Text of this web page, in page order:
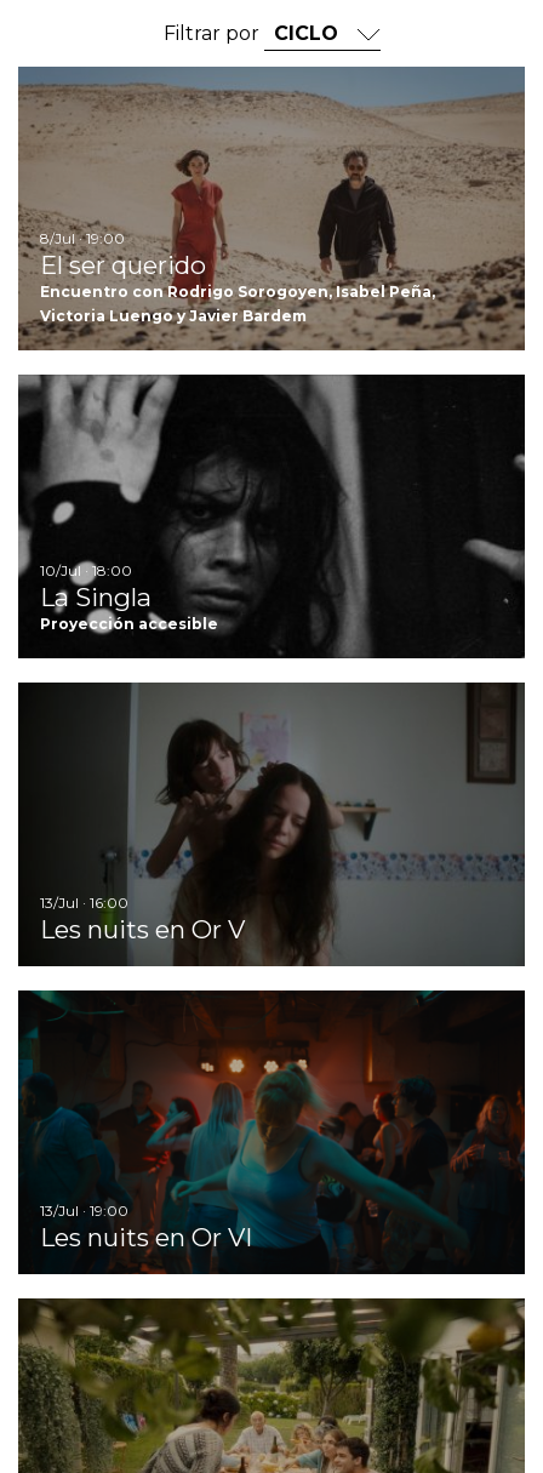
Filtrar por
8/Jul · 19:00
El ser querido
Encuentro con Rodrigo Sorogoyen, Isabel Peña,
Victoria Luengo y Javier Bardem
10/Jul · 18:00
La Singla
Proyección accesible
13/Jul · 16:00
Les nuits en Or V
13/Jul · 19:00
Les nuits en Or VI